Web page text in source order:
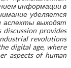
информации в
уделяется
аспекты выходят
discussion provides
revolutions
digital age, where
aspects of human